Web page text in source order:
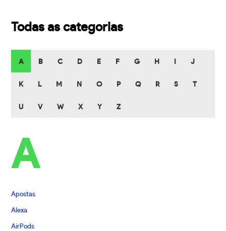
Todas as categorias
A B C D E F G H J
K L M N O P Q R S T
U V W X Y Z
A
Apostas
Alexa
AirPods